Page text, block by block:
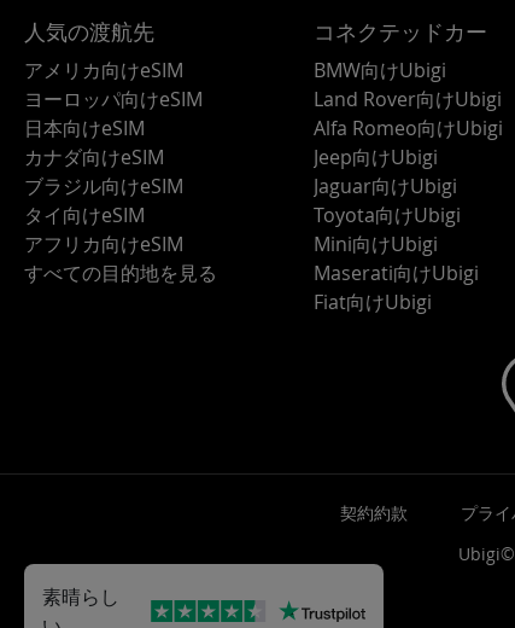
人気の渡航先
アメリカ向けeSIM
ヨーロッパ向けeSIM
日本向けeSIM
カナダ向けeSIM
ブラジル向けeSIM
タイ向けeSIM
アフリカ向けeSIM
すべての目的地を見る
コネクテッドカー
BMW向けUbigi
Land Rover向けUbigi
Alfa Romeo向けUbigi
Jeep向けUbigi
Jaguar向けUbigi
Toyota向けUbigi
Mini向けUbigi
Maserati向けUbigi
Fiat向けUbigi
契約約款 プラ
Ubigi©
素晴らし